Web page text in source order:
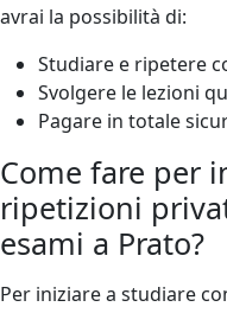
avrai la possibilità di:
Studiare e ripetere
Svolgere le lezioni
Pagare in totale
Come fare per
ripetizioni
esami a Prato?
Per iniziare a studiare